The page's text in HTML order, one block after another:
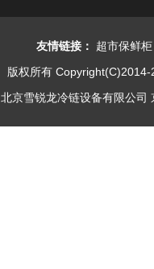
友情链接：
超市保鲜柜
版权所有
北京雪锐龙冷链设备有限公司